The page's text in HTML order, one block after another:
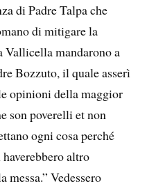
di Padre Talpa che
di mitigare la
Vallicella mandarono a
Bozzuto, il quale asserì
opinioni della maggior
son poverelli et non
ogni cosa perché
altro
messa.” Vedessero